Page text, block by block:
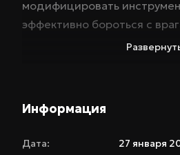
модифицировать
эффективно бороться с
система стратегического
Раскройте мрачную правду
Информация
Дата:
27 января